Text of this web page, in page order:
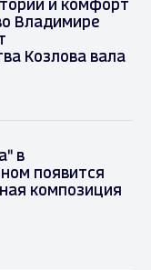
и комфорт
Владимире
Козлова вала
в
появится
композиция